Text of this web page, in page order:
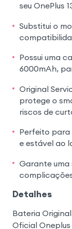
seu OnePlus
Substitui o
Possui uma
6000mAh,
Original
protege o
riscos de
Perfeito
e estável ao
Garante uma
Detalhes
Bateria
Oficial